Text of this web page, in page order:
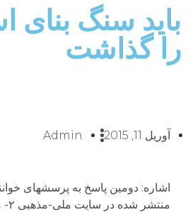
باید سنگ بنای
را گذاشت
آوریل 11, 2015 Admin
اشاره: دومین پاسخ به پرسشهای